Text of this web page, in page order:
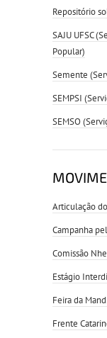
Repositório
SAJU UFSC
Popular)
Semente
SEMPSI
SEMSO
Articulação
Campanha
Comissão
Estágio
Feira da
Frente